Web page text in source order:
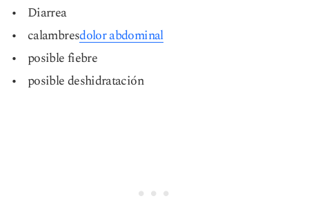
Diarrea
calambresdolor abdominal
posible fiebre
posible deshidratación